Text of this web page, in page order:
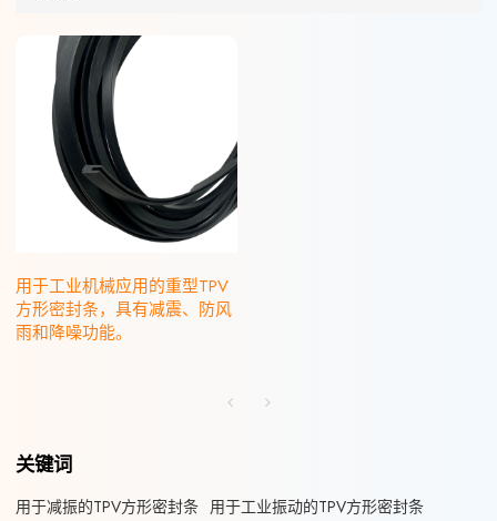
用于工业机械应用的重型TPV
方形密封条，具有减震、防风
雨和降噪功能。
关键词
用于减振的TPV方形密封条 用于工业振动的TPV方形密封条